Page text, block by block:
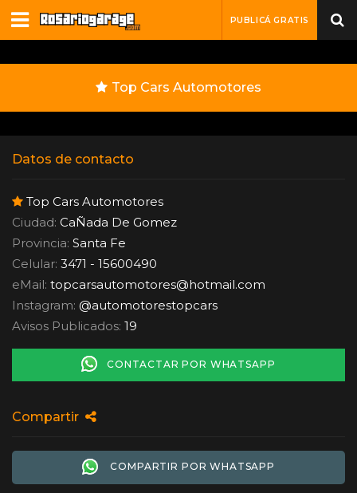
PUBLICÁ GRATIS
Top Cars Automotores
Datos de contacto
Top Cars Automotores
Ciudad: CaÑada De Gomez
Provincia: Santa Fe
Celular: 3471 - 15600490
eMail: topcarsautomotores@hotmail.com
Instagram: @automotorestopcars
Avisos Publicados: 19
CONTACTAR POR WHATSAPP
Compartir
COMPARTIR POR WHATSAPP